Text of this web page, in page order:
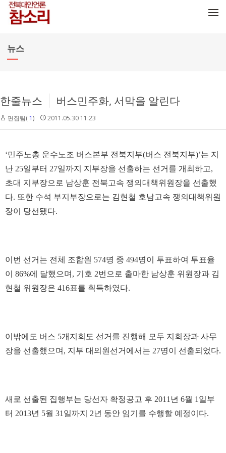
뉴스
한줄뉴스 버스민주화, 서막을 알린다
편집팀( 1) 2011.05.30 11:23
‘민주노총 운수노조 버스본부 전북지부(버스 전북지부)’는 지
난 25일부터 27일까지 지부장을 선출하는 선거를 개최하고,
초대 지부장으로 남상훈 전북고속 쟁의대책위원장을 선출했
다. 또한 수석 부지부장으로는 김현철 호남고속 쟁의대책위원
장이 당선됐다.
이번 선거는 전체 조합원 574명 중 494명이 투표하여 투표율
이 86%에 달했으며, 기호 2번으로 출마한 남상훈 위원장과 김
현철 위원장은 416표를 획득하였다.
이밖에도 버스 5개지회도 선거를 진행해 모두 지회장과 사무
장을 선출했으며, 지부 대의원선거에서는 27명이 선출되었다.
새로 선출된 집행부는 당선자 확정공고 후 2011년 6월 1일부
터 2013년 5월 31일까지 2년 동안 임기를 수행할 예정이다.